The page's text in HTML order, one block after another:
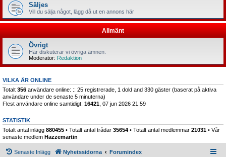
Säljes
Vill du sälja något, lägg då ut en annons här
Allmänt
Övrigt
Här diskuterar vi övriga ämnen.
Moderator: Redaktion
VILKA ÄR ONLINE
Totalt 356 användare online: :: 25 registrerade, 1 dold and 330 gäster (baserat på aktiva
användare under de senaste 5 minuterna)
Flest användare online samtidigt: 16421 , 07 jun 2026 21:59
STATISTIK
Totalt antal inlägg 880455 • Totalt antal trådar 35654 • Totalt antal medlemmar 21031 • Vår
senaste medlem Hazzemartin
Senaste Inlägg Nyhetssidorna Forumindex